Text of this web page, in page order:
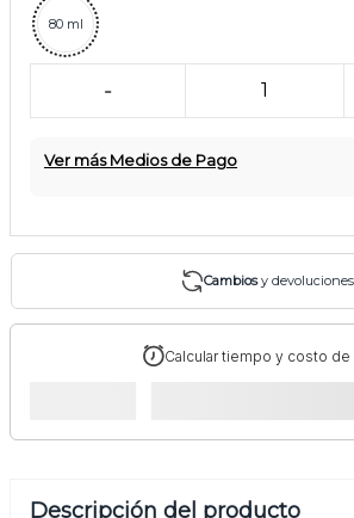
80 ml
- 1
Ver más Medios de Pago
Cambiosy devoluciones
Calcular tiempo y costo de
Descripción del producto